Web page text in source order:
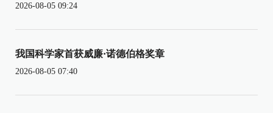
2026-08-05 09:24
我国科学家首获威廉·诺德伯格奖章
2026-08-05 07:40